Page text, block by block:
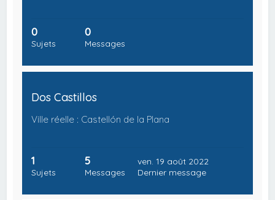
0
Sujets
0
Messages
Dos Castillos
Ville réelle : Castellón de la Plana
1
Sujets
5
Messages
ven. 19 août 2022
Dernier message